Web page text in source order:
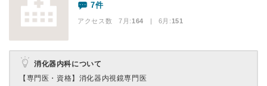
7件
アクセス数 7月:164 | 6月:151
消化器内科について
【専門医・資格】 消化器内視鏡専門医